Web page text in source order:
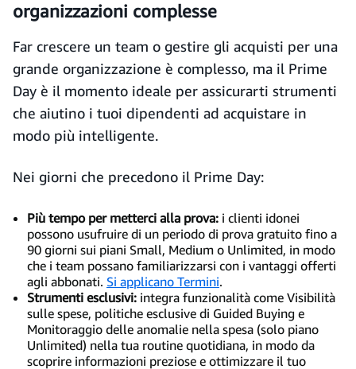
organizzazioni complesse
Far crescere un team o gestire gli acquisti per una
grande organizzazione è complesso, ma il Prime
Day è il momento ideale per assicurarti strumenti
che aiutino i tuoi dipendenti ad acquistare in
modo più intelligente.
Nei giorni che precedono il Prime Day:
Più tempo per metterci alla prova: i clienti idonei
possono usufruire di un periodo di prova gratuito fino a
90 giorni sui piani Small, Medium o Unlimited, in modo
che i team possano familiarizzarsi con i vantaggi offerti
agli abbonati. Si applicano Termini.
Strumenti esclusivi: integra funzionalità come Visibilità
sulle spese, politiche esclusive di Guided Buying e
Monitoraggio delle anomalie nella spesa (solo piano
Unlimited) nella tua routine quotidiana, in modo da
scoprire informazioni preziose e ottimizzare il tuo